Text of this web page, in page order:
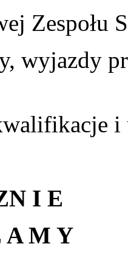
Zespołu
wyjazdy
i
I E
A M Y